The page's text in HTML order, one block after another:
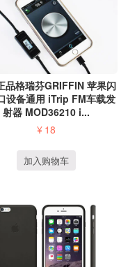
品格瑞芬GRIFFIN 苹果闪
设备通用 iTrip FM车载发
射器 MOD36210 i...
¥ 18
加入购物车